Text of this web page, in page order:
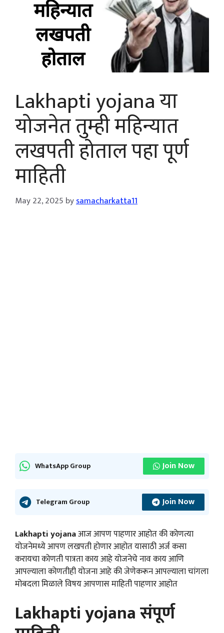
Lakhapti yojana या
योजनेत तुम्ही महिन्यात
लखपती होताल पहा पूर्ण
माहिती
May 22, 2025 bysamacharkatta11
WhatsApp Group Join Now
Telegram Group Join Now
Lakhapti yojanaआज आपण पाहणार आहोत की कोणत्या
योजनेमध्ये आपण लखपती होणार आहोत यासाठी अर्ज कसा
करायचा कोणती पात्रता काय आहे योजनेचे नाव काय आणि
आपल्याला कोणतीही योजना आहे की जेणेकरून आपल्याला चांगला
मोबदला मिळाले विषय आपणास माहिती पाहणार आहोत
Lakhapti yojana संपूर्ण